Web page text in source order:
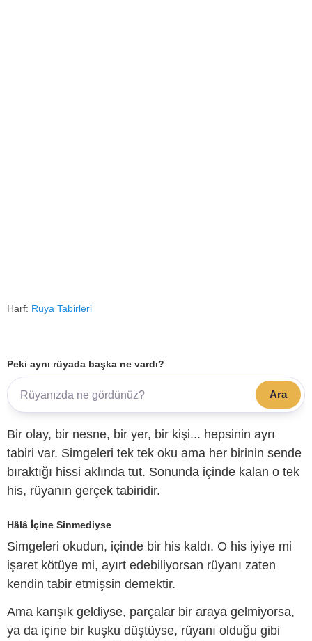
Harf: Rüya Tabirleri
Peki aynı rüyada başka ne vardı?
Ara
Bir olay, bir nesne, bir yer, bir kişi... hepsinin ayrı
tabiri var. Simgeleri tek tek oku ama her birinin sende
bıraktığı hissi aklında tut. Sonunda içinde kalan o tek
his, rüyanın gerçek tabiridir.
Hâlâ İçine Sinmediyse
Simgeleri okudun, içinde bir his kaldı. O his iyiye mi
işaret kötüye mi, ayırt edebiliyorsan rüyanı zaten
kendin tabir etmişsin demektir.
Ama karışık geldiyse, parçalar bir araya gelmiyorsa,
ya da içine bir kuşku düştüyse, rüyanı olduğu gibi